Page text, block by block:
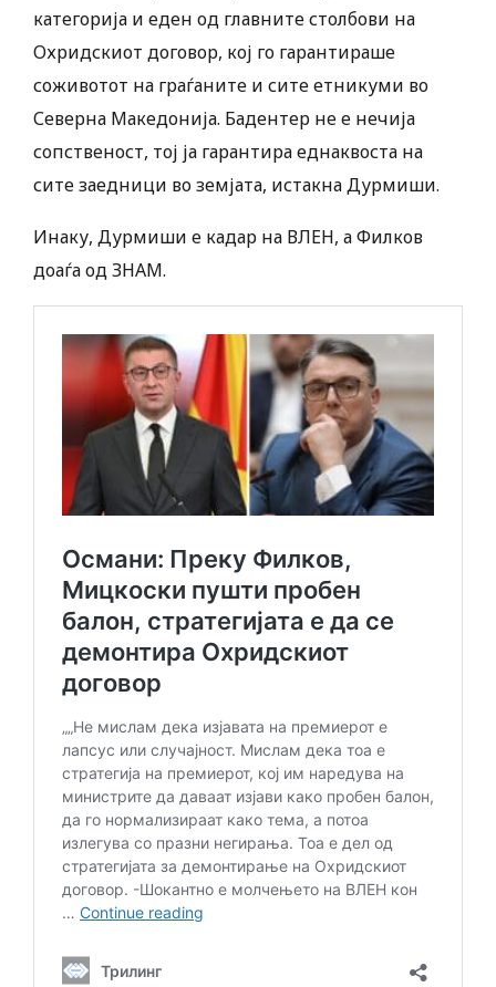
категорија и еден од главните столбови на
Охридскиот договор, кој го гарантираше
соживотот на граѓаните и сите етникуми во
Северна Македонија. Бадентер не е нечија
сопственост, тој ја гарантира еднаквоста на
сите заедници во земјата, истакна Дурмиши.
Инаку, Дурмиши е кадар на ВЛЕН, а Филков
доаѓа од ЗНАМ.